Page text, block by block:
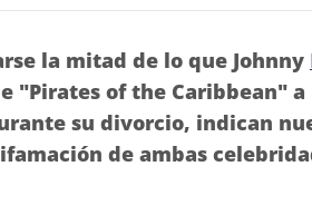
la mitad de lo que Johnny
"Pirates of the Caribbean" a
su divorcio, indican
de ambas